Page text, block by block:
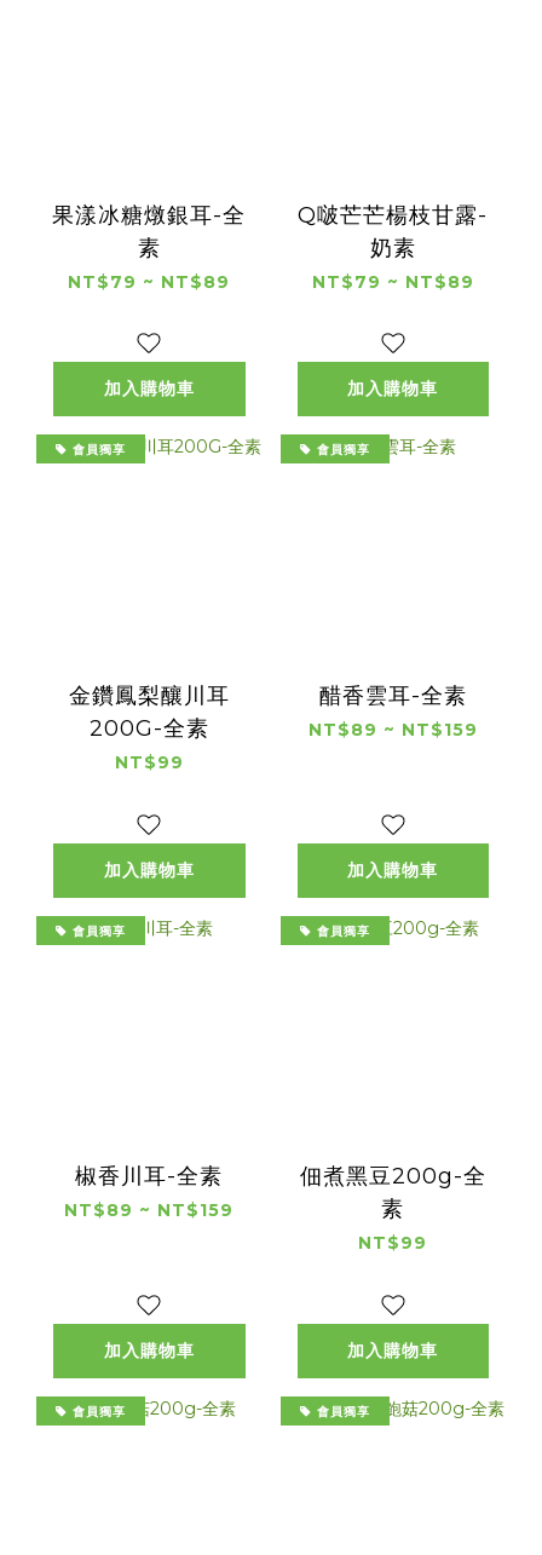
果漾冰糖燉銀耳-全
素
NT$79 ~ NT$89
加入購物車
Q啵芒芒楊枝甘露-
奶素
NT$79 ~ NT$89
加入購物車
會員獨享
金鑽鳳梨釀川耳
200G-全素
NT$99
加入購物車
會員獨享
醋香雲耳-全素
NT$89 ~ NT$159
加入購物車
會員獨享
椒香川耳-全素
NT$89 ~ NT$159
加入購物車
會員獨享
佃煮黑豆200g-全
素
NT$99
加入購物車
會員獨享 會員獨享